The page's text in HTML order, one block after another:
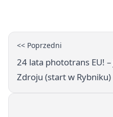
<< Poprzedni
24 lata phototrans EU!
Zdroju (start w Rybniku)